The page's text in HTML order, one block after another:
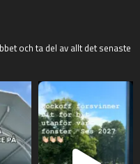
och ta del av allt det senaste